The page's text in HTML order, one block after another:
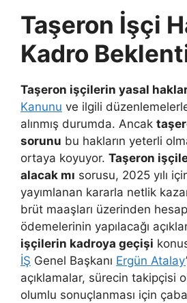
Taşeron İşçi
Kadro
Taşeron işçilerin yasal
Kanunu ve ilgili
alınmış durumda. Ancak
sorunu bu hakların yeterli
ortaya koyuyor. Taşeron
alacak mı sorusu, 2025 yılı
yayımlanan kararla netlik
brüt maaşları üzerinden
ödemelerinin yapılacağı
işçilerin kadroya geçişi
İŞ Genel Başkanı Ergün Atalay
açıklamalar, sürecin takipçisi
olumlu sonuçlanması için